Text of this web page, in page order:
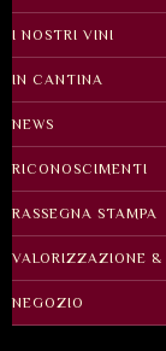
I NOSTRI VINI
IN CANTINA
NEWS
RICONOSCIMENTI
RASSEGNA STAMPA
VALORIZZAZIONE &
NEGOZIO